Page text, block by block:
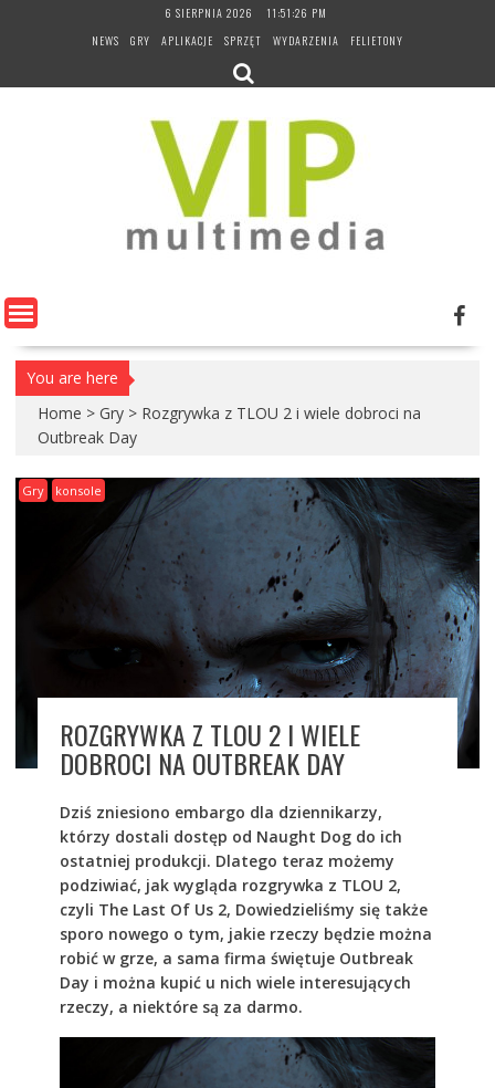
6 SIERPNIA 2026
11:51:27 PM
NEWS
GRY APLIKACJE SPRZĘT WYDARZENIA FELIETONY
You are here
Home > Gry > Rozgrywka z TLOU 2 i wiele dobroci na
Outbreak Day
Gry konsole
ROZGRYWKA Z TLOU 2 I WIELE
DOBROCI NA OUTBREAK DAY
Dziś zniesiono embargo dla dziennikarzy,
którzy dostali dostęp od Naught Dog do ich
ostatniej produkcji. Dlatego teraz możemy
podziwiać, jak wygląda rozgrywka z TLOU 2,
czyli The Last Of Us 2, Dowiedzieliśmy się także
sporo nowego o tym, jakie rzeczy będzie można
robić w grze, a sama firma świętuje Outbreak
Day i można kupić u nich wiele interesujących
rzeczy, a niektóre są za darmo.